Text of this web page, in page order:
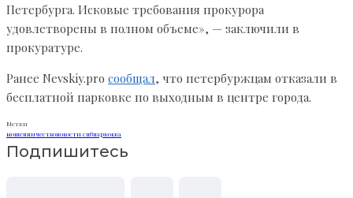
Петербурга. Исковые требования прокурора
удовлетворены в полном объеме», — заключили в
прокуратуре.
Ранее Nevskiy.pro сообщал, что петербуржцам отказали в
бесплатной парковке по выходным в центре города.
Метки
мошенничествоновости спбпарковка
Подпишитесь